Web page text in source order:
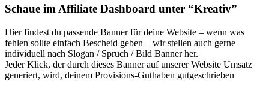
Schaue im Affiliate Dashboard unter “Kreativ”
Hier findest du passende Banner für deine Website – wenn was
fehlen sollte einfach Bescheid geben – wir stellen auch gerne
individuell nach Slogan / Spruch / Bild Banner her.
Jeder Klick, der durch dieses Banner auf unserer Website Umsatz
generiert, wird, deinem Provisions-Guthaben gutgeschrieben